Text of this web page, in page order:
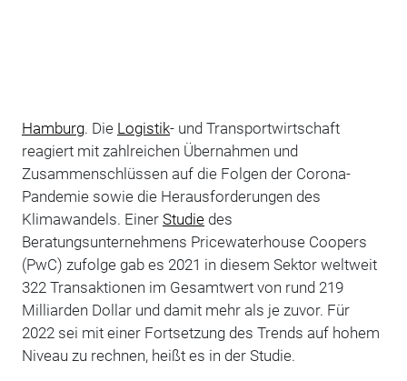
Hamburg. Die Logistik- und Transportwirtschaft
reagiert mit zahlreichen Übernahmen und
Zusammenschlüssen auf die Folgen der Corona-
Pandemie sowie die Herausforderungen des
Klimawandels. Einer Studiedes
Beratungsunternehmens Pricewaterhouse Coopers
(PwC) zufolge gab es 2021 in diesem Sektor weltweit
322 Transaktionen im Gesamtwert von rund 219
Milliarden Dollar und damit mehr als je zuvor. Für
2022 sei mit einer Fortsetzung des Trends auf hohem
Niveau zu rechnen, heißt es in der Studie.